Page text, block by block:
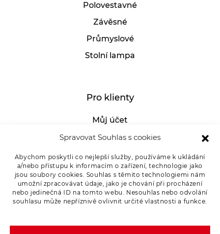
Spravovat Souhlas s cookies
Abychom poskytli co nejlepší služby, používáme k ukládání
a/nebo přístupu k informacím o zařízení, technologie jako
jsou soubory cookies. Souhlas s těmito technologiemi nám
umožní zpracovávat údaje, jako je chování při procházení
nebo jedinečná ID na tomto webu. Nesouhlas nebo odvolání
souhlasu může nepříznivě ovlivnit určité vlastnosti a funkce.
Polovestavné
Závěsné
Průmyslové
Stolní lampa
Pro klienty
Můj účet
GDPR
Whistleblowing
E-SHOP – Všeobecné obchodní podmínky &
reklamace
Reklamační řád OSMONT